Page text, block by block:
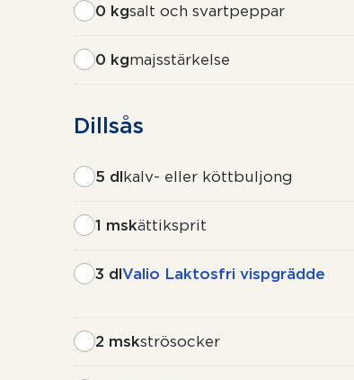
0 kgsalt och svartpeppar
0 kgmajsstärkelse
Dillsås
5 dlkalv- eller köttbuljong
1 mskättiksprit
3 dlValio Laktosfri vispgrädde
2 mskströsocker